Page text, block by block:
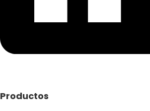
Productos